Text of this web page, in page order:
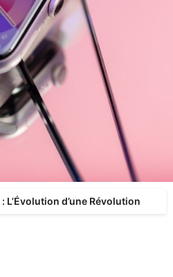
L’Évolution d’une Révolution